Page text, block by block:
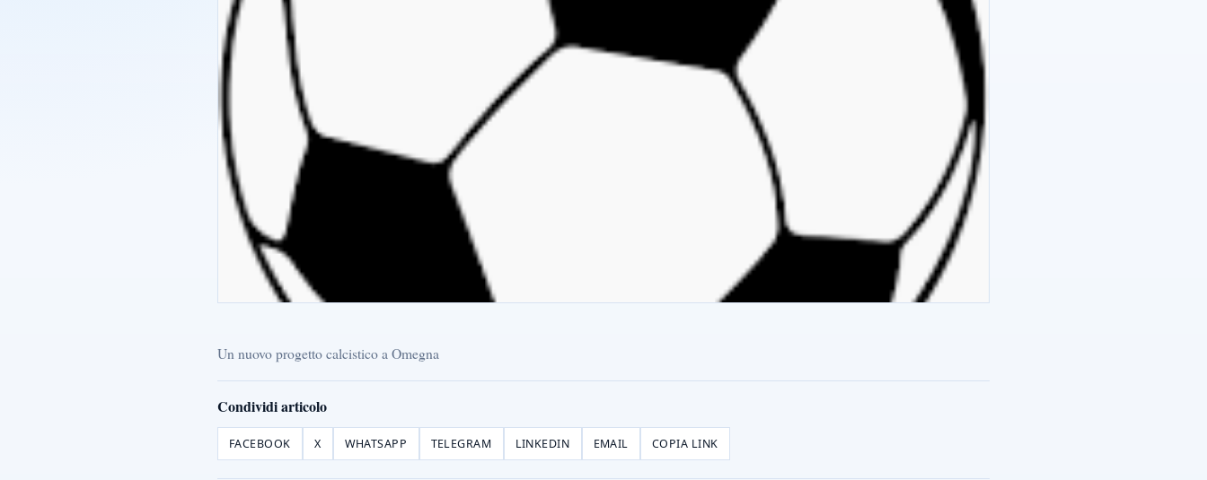
Un nuovo progetto calcistico a Omegna
Condividi articolo
FACEBOOK X WHATSAPP TELEGRAM LINKEDIN EMAIL COPIA LINK